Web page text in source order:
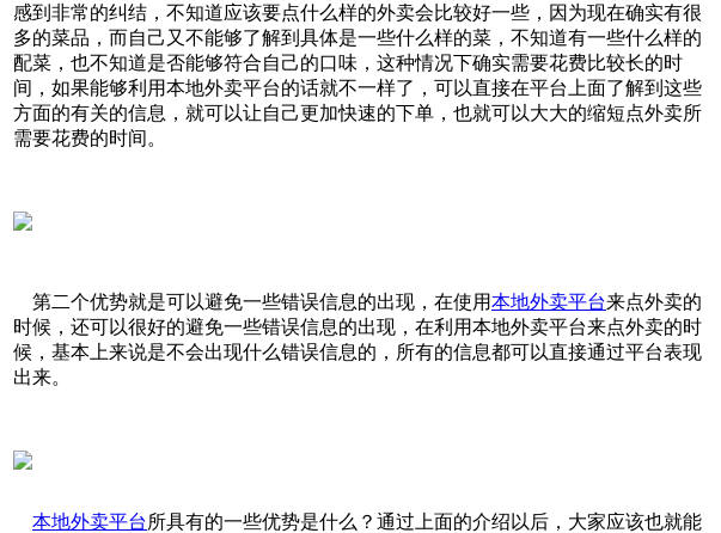
感到非常的纠结，不知道应该要点什么样的外卖会比较好一些，因为现在确实有很
多的菜品，而自己又不能够了解到具体是一些什么样的菜，不知道有一些什么样的
配菜，也不知道是否能够符合自己的口味，这种情况下确实需要花费比较长的时
间，如果能够利用本地外卖平台的话就不一样了，可以直接在平台上面了解到这些
方面的有关的信息，就可以让自己更加快速的下单，也就可以大大的缩短点外卖所
需要花费的时间 。
第二个优势就是可以避免一些错误信息的出现，在使用本地外卖平台来点外卖的
时候，还可以很好的避免一些错误信息的出现，在利用本地外卖平台来点外卖的时
候，基本上来说是不会出现什么错误信息的，所有的信息都可以直接通过平台表现
出来。
本地外卖平台 所具有的一些优势是什么？通过上面的介绍以后，大家应该也就能